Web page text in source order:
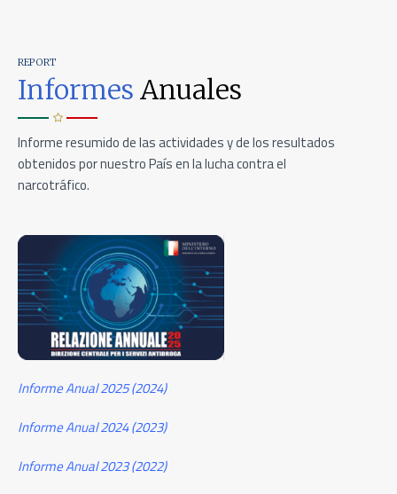
REPORT
Informes Anuales
Informe resumido de las actividades y de los resultados
obtenidos por nuestro País en la lucha contra el
narcotráfico.
Informe Anual2025 (2024)
Informe Anual 2024 (2023)
Informe Anual 2023 (2022)